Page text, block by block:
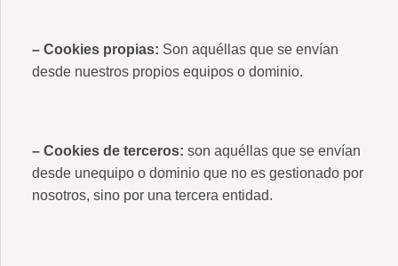
– Cookies propias: Son aquéllas que se envían
desde nuestros propios equipos o dominio.
– Cookies de terceros: son aquéllas que se envían
desde unequipo o dominio que no es gestionado por
nosotros, sino por una tercera entidad.